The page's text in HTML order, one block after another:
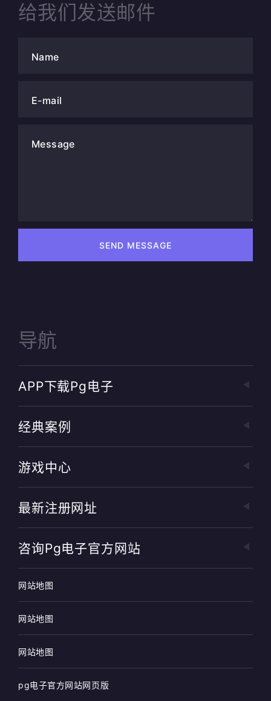
给我们发送邮件
Name
E-mail
Message
SEND MESSAGE
导航
APP下载pg电子
经典案例
游戏中心
最新注册网址
咨询pg电子官方网站
网站地图
网站地图
网站地图
pg电子官方网站网页版